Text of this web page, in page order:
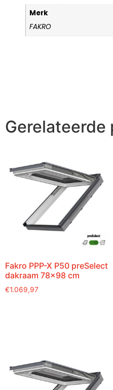
Merk
FAKRO
Gerelateerde
Fakro PPP-X P50 preSelect
dakraam 78×98 cm
€1.069,97